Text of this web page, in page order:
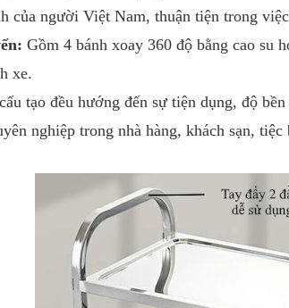
của người Việt Nam, thuận tiện trong
Gồm 4 bánh xoay 360 độ bằng cao su
xe.
tạo đều hướng đến sự tiện dụng, độ
nghiệp trong nhà hàng, khách sạn,